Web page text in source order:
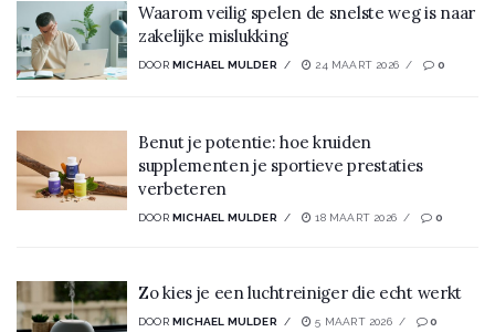
Waarom veilig spelen de snelste weg is naar
zakelijke mislukking
DOOR MICHAEL MULDER 24 MAART 2026 0
Benut je potentie: hoe kruiden
supplementen je sportieve prestaties
verbeteren
DOOR MICHAEL MULDER 18 MAART 2026 0
Zo kies je een luchtreiniger die echt werkt
DOOR MICHAEL MULDER 5 MAART 2026 0